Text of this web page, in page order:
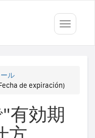
Toggle
ル
de expiración)
有効期